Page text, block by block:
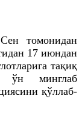
томонидан
17 июндан
тақиқ
минглаб
қўллаб-